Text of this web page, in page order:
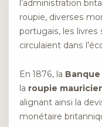
l’administration
roupie, diverses
portugais, les
circulaient dans
En 1876, la
la roupie
alignant ainsi la
monétaire